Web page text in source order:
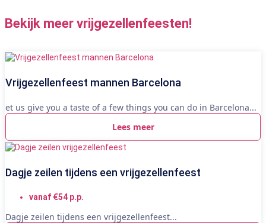
Bekijk meer vrijgezellenfeesten!
Vrijgezellenfeest mannen Barcelona
et us give you a taste of a few things you can do in Barcelona...
Lees meer
Dagje zeilen tijdens een vrijgezellenfeest
vanaf €54 p.p.
Dagje zeilen tijdens een vrijgezellenfeest...